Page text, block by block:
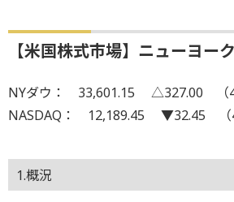
【米国株式市場】ニューヨー
NYダウ： 33,601.15 △327.00 （4/
NASDAQ： 12,189.45 ▼32.45 （
1.概況